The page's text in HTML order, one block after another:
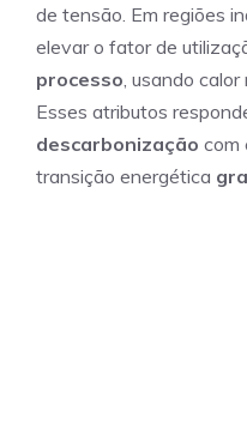
de tensão. Em regiões
elevar o fator de
processo , usando
Esses atributos
descarbonização com
transição energética